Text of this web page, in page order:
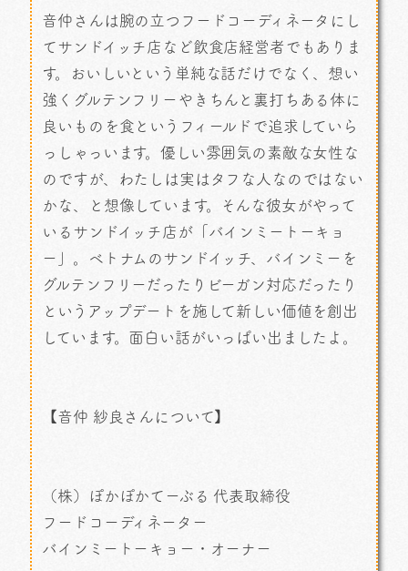
音仲さんは腕の立つフードコーディネータにし
てサンドイッチ店など飲食店経営者でもありま
す。おいしいという単純な話だけでなく、想い
強くグルテンフリーやきちんと裏打ちある体に
良いものを食というフィールドで追求していら
っしゃっいます。優しい雰囲気の素敵な女性な
のですが、わたしは実はタフな人なのではない
かな、と想像しています。そんな彼女がやって
いるサンドイッチ店が「バインミートーキョ
ー」。ベトナムのサンドイッチ、バインミーを
グルテンフリーだったりビーガン対応だったり
というアップデートを施して新しい価値を創出
しています。面白い話がいっぱい出ましたよ。
【音仲 紗良さんについて】
（株）ぽかぽかてーぶる 代表取締役
フードコーディネーター
バインミートーキョー・オーナー